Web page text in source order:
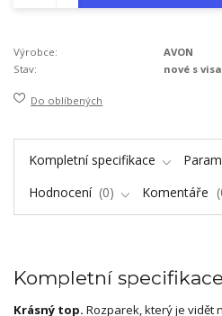
Výrobce:
AVON
Stav:
nové s
Do oblíbených
Kompletní specifikace
Hodnocení
0 Komentáře
Kompletní specifikace
Krásný top. Rozparek, který je vidět